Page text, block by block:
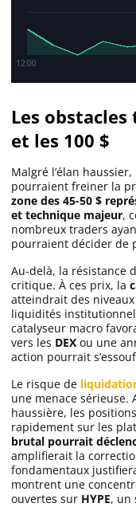
Les obstacles
et les 100 $
Malgré l’élan
pourraient freiner la
zone des 45-50 $
et technique majeur,
nombreux traders
pourraient décider de
Au-delà, la résistance
critique. À ces prix, la
atteindrait des
liquidités
catalyseur macro
vers les DEX ou une
action pourrait
Le risque de
une menace sérieuse.
haussière, les
rapidement sur les
brutal pourrait
amplifierait la
fondamentaux
montrent une
ouvertes sur HYPE, un